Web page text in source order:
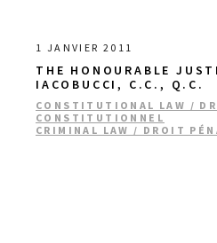
1 JANVIER 2011
THE HONOURABLE
IACOBUCCI, C.C., Q.C.
CONSTITUTIONAL LAW /
CONSTITUTIONNEL
CRIMINAL LAW / DROIT